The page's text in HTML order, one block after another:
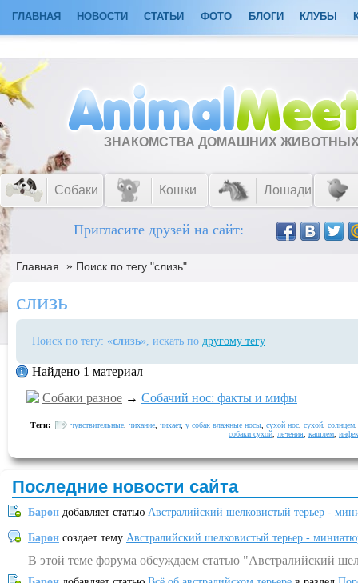
ГЛАВНАЯ НОВОСТИ СТАТЬИ ФОТО БЛОГИ КЛУБЫ
ЗНАКОМСТВА ДОМАШНИХ
Собаки Кошки Лошади
Пригласите друзей на сайт:
Главная » Поиск по тегу "слизь"
слизь
Поиск по тегу: «слизь», искать по другому тегу
Найдено 1 материал
Собаки разное → Собачий нос: факты и мифы
Теги: чувствительные чихание чихает, у собак влажные носы сухой нос сухой солнцем
собаки сухой
лечения кашлем
Последние новости сайта
Барон добавляет статью Австралийский шелковистый терьер -
Барон создает тему Австралийский шелковистый терьер -
В этой теме форума обсуждаем статью "Австралийский